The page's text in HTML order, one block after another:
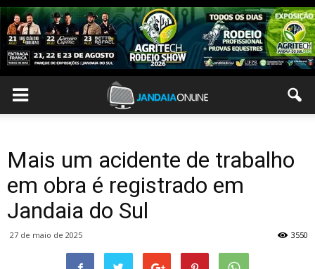
Mais um acidente de trabalho
em obra é registrado em
Jandaia do Sul
27 de maio de 2025 3550